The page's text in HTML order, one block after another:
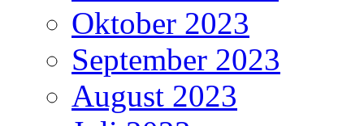
Oktober 2023
September 2023
August 2023